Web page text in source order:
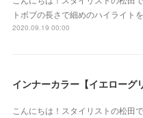
トボブの長さで細めのハイライト
2020.09.19 00:00
インナーカラー【イエローグ
こんにちは！スタイリストの松田